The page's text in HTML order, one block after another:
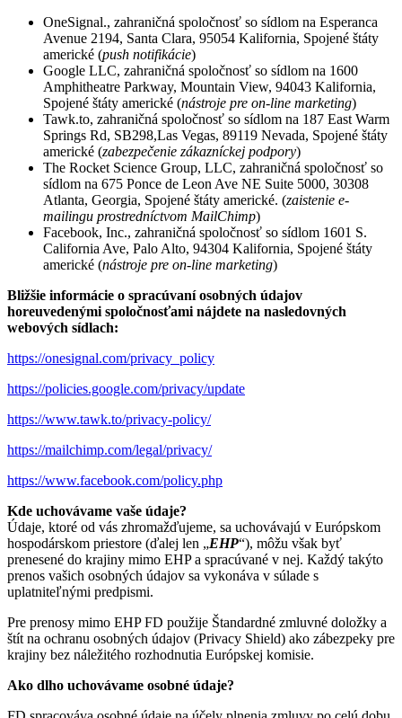
OneSignal., zahraničná spoločnosť so sídlom na Esperanca
Avenue 2194, Santa Clara, 95054 Kalifornia, Spojené štáty
americké (push notifikácie)
Google LLC, zahraničná spoločnosť so sídlom na 1600
Amphitheatre Parkway, Mountain View, 94043 Kalifornia,
Spojené štáty americké (nástroje pre on-line marketing)
Tawk.to, zahraničná spoločnosť so sídlom na 187 East Warm
Springs Rd, SB298,Las Vegas, 89119 Nevada, Spojené štáty
americké (zabezpečenie zákazníckej podpory)
The Rocket Science Group, LLC, zahraničná spoločnosť so
sídlom na 675 Ponce de Leon Ave NE Suite 5000, 30308
Atlanta, Georgia, Spojené štáty americké. (zaistenie e-
mailingu prostredníctvom MailChimp)
Facebook, Inc., zahraničná spoločnosť so sídlom 1601 S.
California Ave, Palo Alto, 94304 Kalifornia, Spojené štáty
americké (nástroje pre on-line marketing)
Bližšie informácie o spracúvaní osobných údajov
horeuvedenými spoločnosťami nájdete na nasledovných
webových sídlach:
https://onesignal.com/privacy_policy
https://policies.google.com/privacy/update
https://www.tawk.to/privacy-policy/
https://mailchimp.com/legal/privacy/
https://www.facebook.com/policy.php
Kde uchovávame vaše údaje?
Údaje, ktoré od vás zhromažďujeme, sa uchovávajú v Európskom
hospodárskom priestore (ďalej len „EHP“), môžu však byť
prenesené do krajiny mimo EHP a spracúvané v nej. Každý takýto
prenos vašich osobných údajov sa vykonáva v súlade s
uplatniteľnými predpismi.
Pre prenosy mimo EHP FD použije Štandardné zmluvné doložky a
štít na ochranu osobných údajov (Privacy Shield) ako zábezpeky pre
krajiny bez náležitého rozhodnutia Európskej komisie.
Ako dlho uchovávame osobné údaje?